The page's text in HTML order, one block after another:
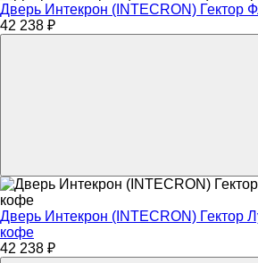
Дверь Интекрон (INTECRON) Гектор
42 238 ₽
Дверь Интекрон (INTECRON) Гектор
кофе
42 238 ₽